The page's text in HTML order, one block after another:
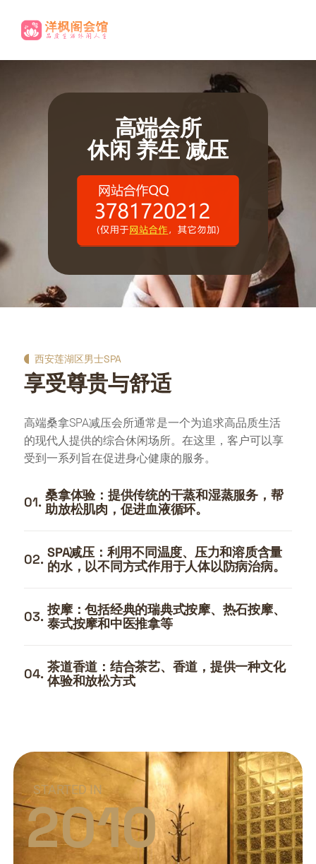
高端养生
尊贵享受.
西安莲湖区男士SPA
享受尊贵与舒适
高端桑拿SPA减压会所通常是一个为追求高品质生活
的现代人提供的综合休闲场所。在这里，客户可以享
受到一系列旨在促进身心健康的服务。
01. 桑拿体验：提供传统的干蒸和湿蒸服务，帮
助放松肌肉，促进血液循环。
02. SPA减压：利用不同温度、压力和溶质含量
的水，以不同方式作用于人体以防病治病。
03. 按摩：包括经典的瑞典式按摩、热石按摩、
泰式按摩和中医推拿等
04. 茶道香道：结合茶艺、香道，提供一种文化
体验和放松方式
STARTED IN
2010